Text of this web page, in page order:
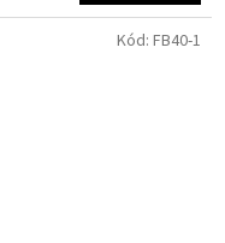
Kód: FB40-1